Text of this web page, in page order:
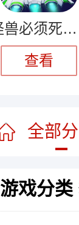
怪兽必须死游戏
查看
全部
游戏分类